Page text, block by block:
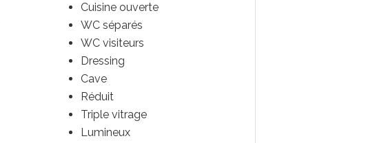
Cuisine ouverte
WC séparés
WC visiteurs
Dressing
Cave
Réduit
Triple vitrage
Lumineux